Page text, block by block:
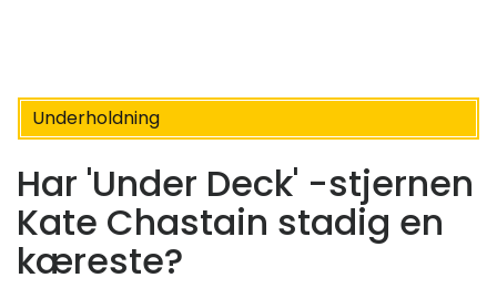
Underholdning
Har 'Under Deck' -stjernen
Kate Chastain stadig en
kæreste?